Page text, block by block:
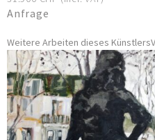
Anfrage
Weitere Arbeiten dieses Künstlers